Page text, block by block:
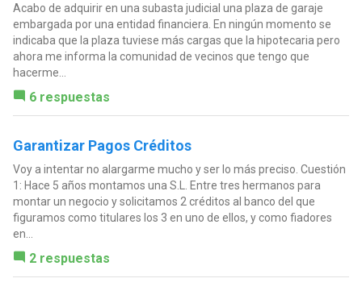
Acabo de adquirir en una subasta judicial una plaza de garaje
embargada por una entidad financiera. En ningún momento se
indicaba que la plaza tuviese más cargas que la hipotecaria pero
ahora me informa la comunidad de vecinos que tengo que
hacerme...
6 respuestas
Garantizar Pagos Créditos
Voy a intentar no alargarme mucho y ser lo más preciso. Cuestión
1: Hace 5 años montamos una S.L. Entre tres hermanos para
montar un negocio y solicitamos 2 créditos al banco del que
figuramos como titulares los 3 en uno de ellos, y como fiadores
en...
2 respuestas